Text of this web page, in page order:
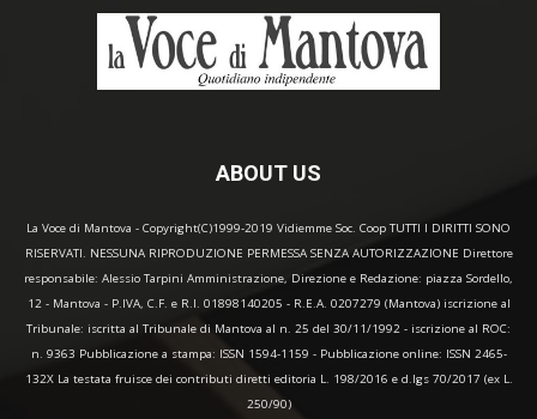
ABOUT US
La Voce di Mantova - Copyright(C)1999-2019 Vidiemme Soc. Coop TUTTI I DIRITTI SONO
RISERVATI. NESSUNA RIPRODUZIONE PERMESSA SENZA AUTORIZZAZIONE Direttore
responsabile: Alessio Tarpini Amministrazione, Direzione e Redazione: piazza Sordello,
12 - Mantova - P.IVA, C.F. e R.I. 01898140205 - R.E.A. 0207279 (Mantova) iscrizione al
Tribunale: iscritta al Tribunale di Mantova al n. 25 del 30/11/1992 - iscrizione al ROC:
n. 9363 Pubblicazione a stampa: ISSN 1594-1159 - Pubblicazione online: ISSN 2465-
132X La testata fruisce dei contributi diretti editoria L. 198/2016 e d.lgs 70/2017 (ex L.
250/90)